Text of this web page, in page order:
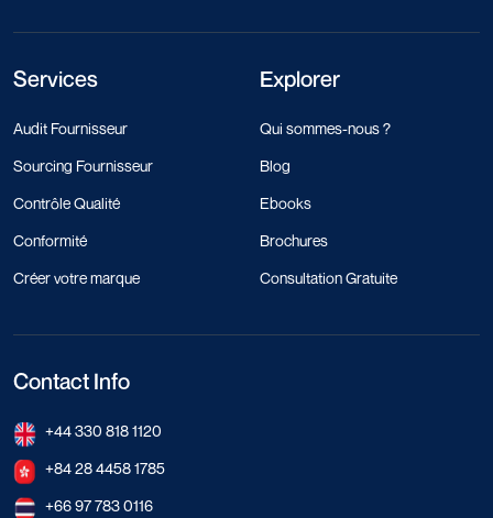
Services
Audit Fournisseur
Sourcing Fournisseur
Contrôle Qualité
Conformité
Créer votre marque
Explorer
Qui sommes-nous ?
Blog
Ebooks
Brochures
Consultation Gratuite
Contact Info
+44 330 818 1120
+84 28 4458 1785
+66 97 783 0116